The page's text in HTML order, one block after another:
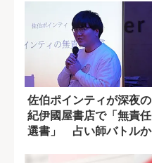
佐伯ポインティが深夜の
紀伊國屋書店で「無責任
選書」 占い師バトルか